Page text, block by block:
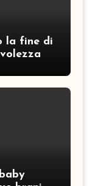
la fine di